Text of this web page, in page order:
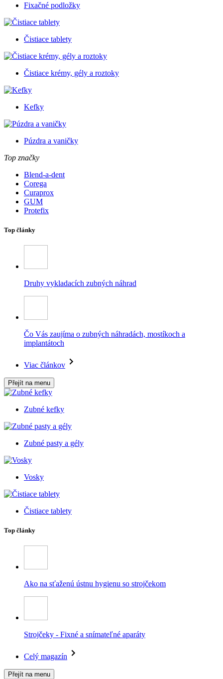
Fixačné podložky
Čistiace tablety
Čistiace krémy, gély a roztoky
Kefky
Púzdra a vaničky
Top značky
Blend-a-dent
Corega
Curaprox
GUM
Protefix
Top články
Druhy vykladacích zubných náhrad
Čo Vás zaujíma o zubných náhradách, mostíkoch a
implantátoch
Viac článkov
Přejít na menu
Zubné kefky
Zubné pasty a gély
Vosky
Čistiace tablety
Top články
Ako na sťaženú ústnu hygienu so strojčekom
Strojčeky - Fixné a snímateľné aparáty
Celý magazín
Přejít na menu